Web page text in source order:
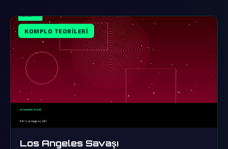
KOMPLO TEORILERI
Los Angeles Savaşı